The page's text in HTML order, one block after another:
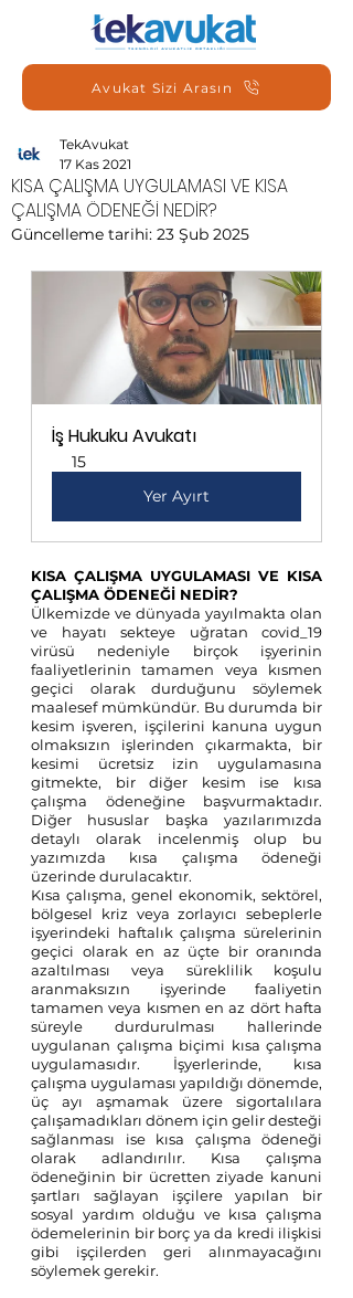
Avukat Sizi Arasın
KISA ÇALIŞMA UYGULAMASI VE KISA
ÇALIŞMA ÖDENEĞİ NEDİR?
TekAvukat
17 Kas 2021
Güncelleme tarihi: 23 Şub 2025
İş Hukuku Avukatı
15
Yer Ayırt
KISA ÇALIŞMA UYGULAMASI VE KISA
ÇALIŞMA ÖDENEĞİ NEDİR?
Ülkemizde ve dünyada yayılmakta olan
ve hayatı sekteye uğratan covid_19
virüsü nedeniyle birçok işyerinin
faaliyetlerinin tamamen veya kısmen
geçici olarak durduğunu söylemek
maalesef mümkündür. Bu durumda bir
kesim işveren, işçilerini kanuna uygun
olmaksızın işlerinden çıkarmakta, bir
kesimi ücretsiz izin uygulamasına
gitmekte, bir diğer kesim ise kısa
çalışma ödeneğine başvurmaktadır.
Diğer hususlar başka yazılarımızda
detaylı olarak incelenmiş olup bu
yazımızda kısa çalışma ödeneği
üzerinde durulacaktır.
Kısa çalışma, genel ekonomik, sektörel,
bölgesel kriz veya zorlayıcı sebeplerle
işyerindeki haftalık çalışma sürelerinin
geçici olarak en az üçte bir oranında
azaltılması veya süreklilik koşulu
aranmaksızın işyerinde faaliyetin
tamamen veya kısmen en az dört hafta
süreyle durdurulması hallerinde
uygulanan çalışma biçimi kısa çalışma
uygulamasıdır. İşyerlerinde, kısa
çalışma uygulaması yapıldığı dönemde,
üç ayı aşmamak üzere sigortalılara
çalışamadıkları dönem için gelir desteği
sağlanması ise kısa çalışma ödeneği
olarak adlandırılır. Kısa çalışma
ödeneğinin bir ücretten ziyade kanuni
şartları sağlayan işçilere yapılan bir
sosyal yardım olduğu ve kısa çalışma
ödemelerinin bir borç ya da kredi ilişkisi
gibi işçilerden geri alınmayacağını
söylemek gerekir.